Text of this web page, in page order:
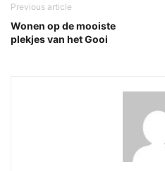
Previous article
Wonen op de mooiste
plekjes van het Gooi